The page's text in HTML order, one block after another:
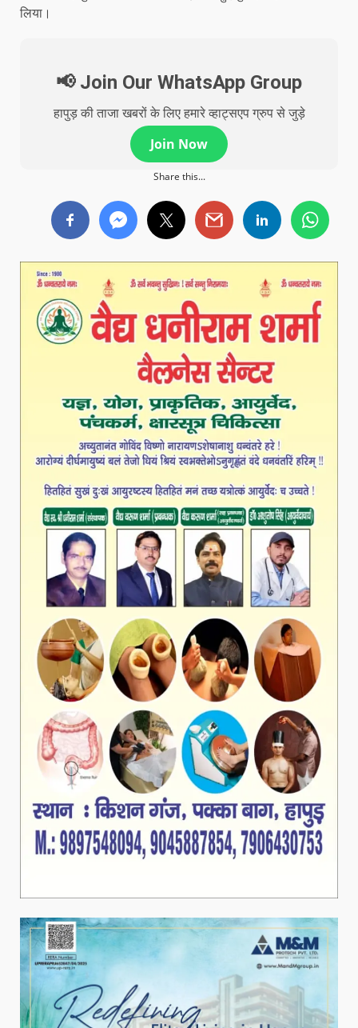
लिया।
📢 Join Our WhatsApp Group
हापुड़ की ताजा खबरों के लिए हमारे व्हाट्सएप ग्रुप से जुड़े
Join Now
Share this...